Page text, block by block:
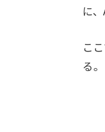
に
こ
る。